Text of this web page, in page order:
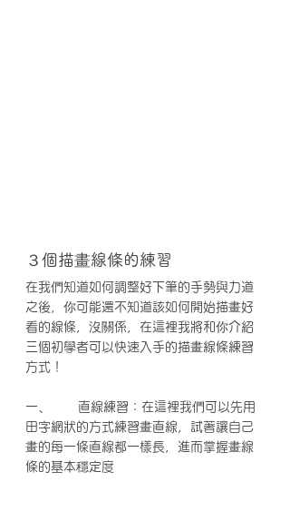
３個描畫線條的練習
在我們知道如何調整好下筆的手勢與力道
之後，你可能還不知道該如何開始描畫好
看的線條，沒關係，在這裡我將和你介紹
三個初學者可以快速入手的描畫線條練習
方式！
一、      直線練習：在這裡我們可以先用
田字網狀的方式練習畫直線，試著讓自己
畫的每一條直線都一樣長，進而掌握畫線
條的基本穩定度